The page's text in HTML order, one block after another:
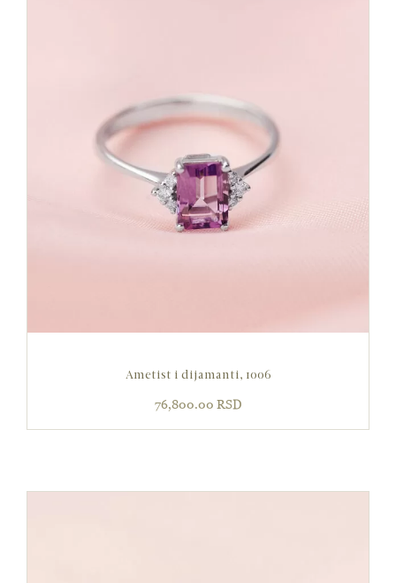
Ametist i dijamanti, 1006
76,800.00 RSD